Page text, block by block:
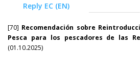
Reply EC (EN)
[70] Recomendación sobre
Pesca para los pescadores de las
(01.10.2025)